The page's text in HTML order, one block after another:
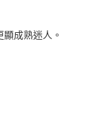
成熟迷人。